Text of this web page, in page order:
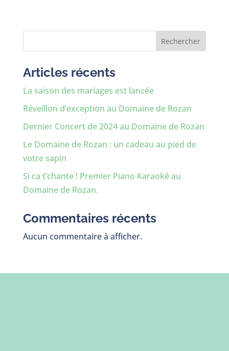
Rechercher
Articles récents
La saison des mariages est lancée
Réveillon d’exception au Domaine de Rozan
Dernier Concert de 2024 au Domaine de Rozan
Le Domaine de Rozan : un cadeau au pied de
votre sapin
Si ca t’chante ! Premier Piano Karaoké au
Domaine de Rozan.
Commentaires récents
Aucun commentaire à afficher.